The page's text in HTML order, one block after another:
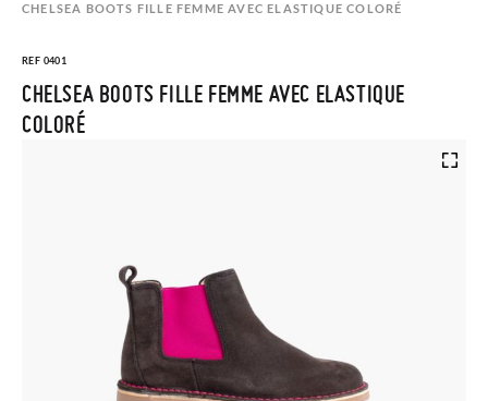
CHELSEA BOOTS FILLE FEMME AVEC ELASTIQUE COLORÉ
REF 0401
CHELSEA BOOTS FILLE FEMME AVEC ELASTIQUE
COLORÉ